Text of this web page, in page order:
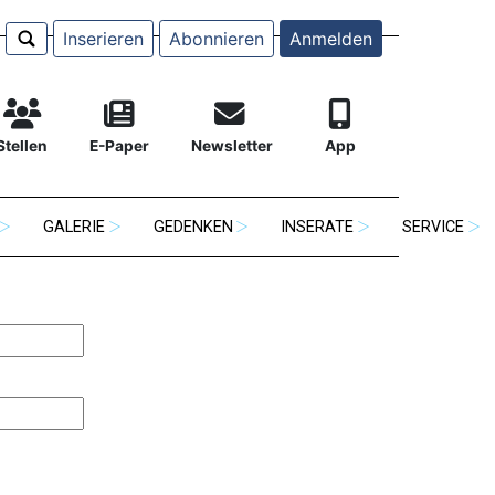
Inserieren Abonnieren Anmelden
E-Paper Newsletter App
GALERIE GEDENKEN INSERATE SERVICE